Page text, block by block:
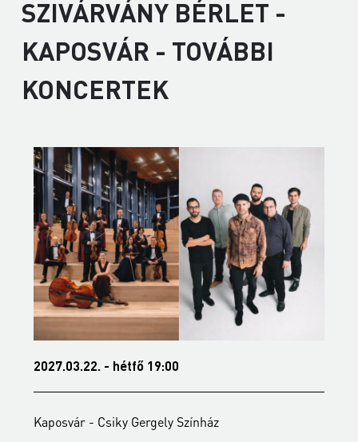
SZIVÁRVÁNY BÉRLET -
KAPOSVÁR - TOVÁBBI
KONCERTEK
2027.03.22. - hétfő 19:00
Kaposvár - Csiky Gergely Színház